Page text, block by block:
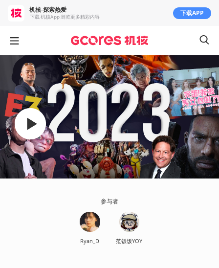
参与者
Ryan_D 范饭饭YOY
机核-探索热爱
下载 机核App 浏览更多精彩内容 下载APP